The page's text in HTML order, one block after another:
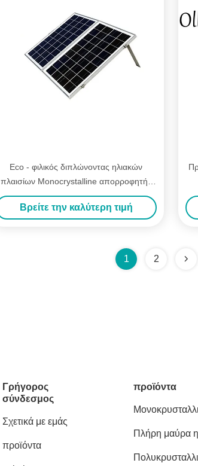
Eco - φιλικός διπλώνοντας ηλιακών
πλαισίων Monocrystalline απορροφητής
φωτός του ήλιου κυττάρων αποδοτικός
Βρείτε την καλύτερη τιμή
1 2
Γρήγορος
σύνδεσμος
Σχετικά με εμάς
προϊόντα
προϊόντα
Πλήρη μαύρα